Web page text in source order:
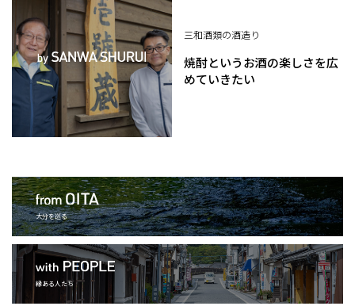
三和酒類の酒造り
焼酎というお酒の楽しさを広
めていきたい
大分を巡る
縁ある人たち